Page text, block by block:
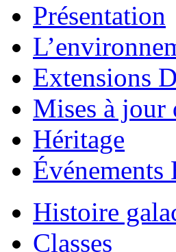
Présentation
Extensions
Mises à jour
Héritage
Événements
Histoire
Classes